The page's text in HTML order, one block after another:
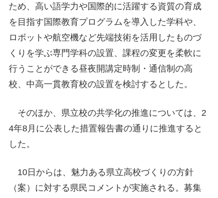
ため、高い語学力や国際的に活躍する資質の育成
を目指す国際教育プログラムを導入した学科や、
ロボットや航空機など先端技術を活用したものづ
くりを学ぶ専門学科の設置、課程の変更を柔軟に
行うことができる昼夜開講定時制・通信制の高
校、中高一貫教育校の設置を検討するとした。
そのほか、県立校の共学化の推進については、2
4年8月に公表した措置報告書の通りに推進すると
した。
10日からは、魅力ある県立高校づくりの方針
（案）に対する県民コメントが実施される。募集